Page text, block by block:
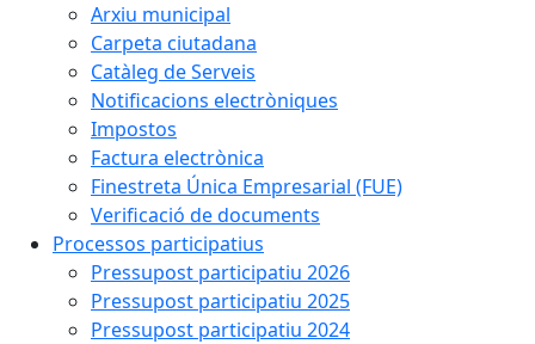
Arxiu municipal
Carpeta ciutadana
Catàleg de Serveis
Notificacions electròniques
Impostos
Factura electrònica
Finestreta Única Empresarial (FUE)
Verificació de documents
Processos participatius
Pressupost participatiu 2026
Pressupost participatiu 2025
Pressupost participatiu 2024